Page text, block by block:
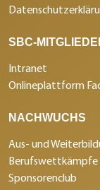
SBC-
Intranet
Onlineplattform
NACHWUCHS
Aus- und
Berufswettkämpfe
Sponsorenclub